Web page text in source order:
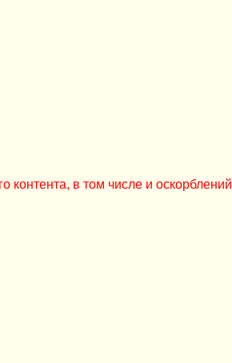
контента, в том числе и оскорблений